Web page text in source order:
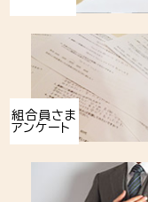
組合員さま
アンケート